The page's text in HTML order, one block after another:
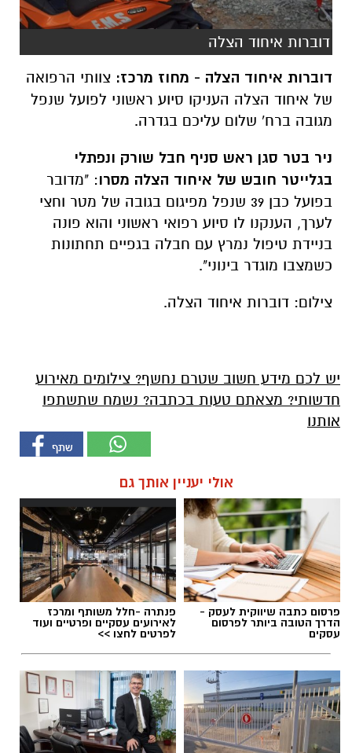
דוברות איחוד הצלה
דוברות איחוד הצלה - מחוז מרכז: צוותי הרפואה
של איחוד הצלה העניקו סיוע ראשוני לפועל שנפל
מגובה ברח' שלום עליכם בגדרה.
ניר בטר סגן ראש סניף חבל שורק ונפתלי
בגלייטר חובש של איחוד הצלה מסרו: "מדובר
בפועל כבן 39 שנפל מפיגום בגובה של מטר וחצי
לערך, הענקנו לו סיוע רפואי ראשוני והוא פונה
בניידת טיפול נמרץ עם חבלה בגפיים תחתונות
כשמצבו מוגדר בינוני".
צילום: דוברות איחוד הצלה.
יש לכם מידע חשוב שטרם נחשף? צילומים מאירוע
חדשותי? מצאתם טעות בכתבה? נשמח שתשתפו
אותנו
אולי יעניין אותך גם
פרסום כתבה שיווקית לעסק -
הדרך הטובה ביותר לפרסום
עסקים
פנתרה -חלל משותף ומרכז
לאירועים עסקיים ופרטיים ועוד
לפרטים לחצו >>